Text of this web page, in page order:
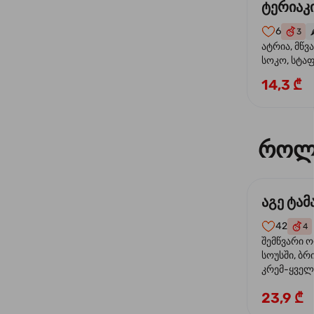
6 3
ატრია,
სოკო,
ტერიაკის
14,3 ₾
აგე
42 4
შემწვარი
სოუსში,
კრემ-
23,9 ₾